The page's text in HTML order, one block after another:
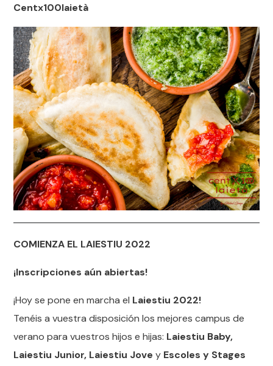
Centx100laietà
COMIENZA EL LAIESTIU 2022
¡Inscripciones aún abiertas!
¡Hoy se pone en marcha el Laiestiu 2022!
Tenéis a vuestra disposición los mejores campus de
verano para vuestros hijos e hijas: Laiestiu Baby,
Laiestiu Junior, Laiestiu Jovey Escoles y Stages